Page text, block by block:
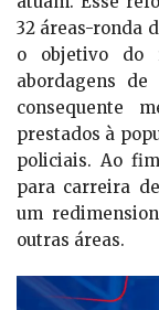
32 áreas-ronda
o objetivo do
abordagens
consequente
prestados à
policiais. Ao
para carreira
um
outras áreas.